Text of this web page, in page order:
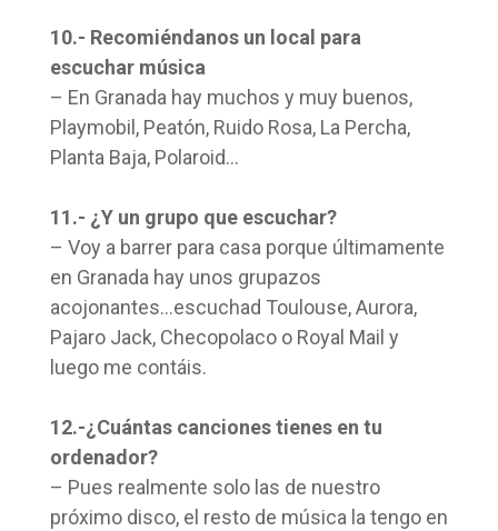
10.- Recomiéndanos un local para
escuchar música
– En Granada hay muchos y muy buenos,
Playmobil, Peatón, Ruido Rosa, La Percha,
Planta Baja, Polaroid…
11.- ¿Y un grupo que escuchar?
– Voy a barrer para casa porque últimamente
en Granada hay unos grupazos
acojonantes…escuchad Toulouse, Aurora,
Pajaro Jack, Checopolaco o Royal Mail y
luego me contáis.
12.-¿Cuántas canciones tienes en tu
ordenador?
– Pues realmente solo las de nuestro
próximo disco, el resto de música la tengo en